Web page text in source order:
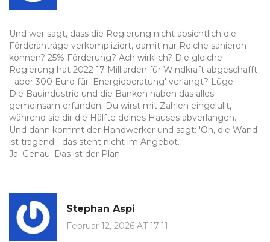
Und wer sagt, dass die Regierung nicht absichtlich die
Förderanträge verkompliziert, damit nur Reiche sanieren
können? 25% Förderung? Ach wirklich? Die gleiche
Regierung hat 2022 17 Milliarden für Windkraft abgeschafft
- aber 300 Euro für 'Energieberatung' verlangt? Lüge.
Die Bauindustrie und die Banken haben das alles
gemeinsam erfunden. Du wirst mit Zahlen eingelullt,
während sie dir die Hälfte deines Hauses abverlangen.
Und dann kommt der Handwerker und sagt: 'Oh, die Wand
ist tragend - das steht nicht im Angebot.'
Ja. Genau. Das ist der Plan.
Stephan Aspi
Februar 12, 2026 AT 17:11